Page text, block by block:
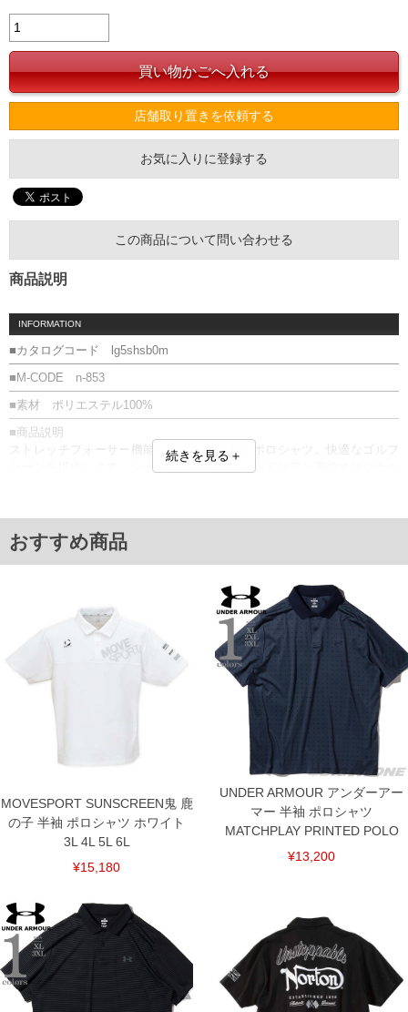
店舗取り置きを依頼する
お気に入りに登録する
この商品について問い合わせる
商品説明
INFORMATION
■カタログコード lg5shsb0m
■M-CODE n-853
■素材 ポリエステル100%
■商品説明
ストレッチフォーサー機能を搭載した定番のポロシャツ。快適なゴルフ
シーンを提供します。シーズンテーマからモンドリアン調のオリジナル
サイズ/肩幅/袖丈/胸囲/着丈
3L/58/27/130/81
6L/64/30/148/90
※【返品交換について】
返品交換希望の方は、商品到着後1週間以内にご連絡ください。
下着(肌着)やワイシャツは商品の性質上、返品交換不可とさせて頂いております。予め
ご了承くださいませ。
備考欄に股下●cmとご記入下さい。（裾上げ無料対象商品は1本につき税込6,000円以
上の品が対象。1本5,999円以下の商品は有料（500円+税）となります。）
尚、裾上げした商品は返品・交換不可となりますので、予めご了承下さい。
一部、お直しに対応出来ない商品がございます。(例：裾にファスナーや調節ひもが付
いている、極端なデザインが施されている等)
※商品によって若干のサイズの誤差がございます。また、お客様がご使用の環境（コ
ンピュータ画面）によって、商品の色味が若干異なる場合がございます。予めご了承
舗からのお取り寄せ等により、お客様にご迷惑をお掛けしてしまう場合がございま
す。そのようなことがない様最大限に努めておりますが、もしあった場合速やかにご
連絡させて頂きますので予めご了承ください。
ITEM INTRODUCTION
続きを見る＋
おすすめ商品
MOVESPORT SUNSCREEN鬼 鹿
の子 半袖 ポロシャツ ホワイト
3L 4L 5L 6L
¥15,180
UNDER ARMOUR アンダーアー
マー 半袖 ポロシャツ
MATCHPLAY PRINTED POLO
¥13,200